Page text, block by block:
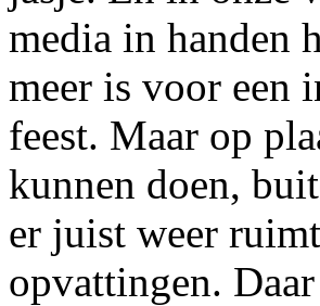
media in handen
meer is voor
feest. Maar op
kunnen doen,
er juist weer
opvattingen.